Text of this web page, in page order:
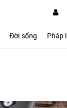
Đời sống Pháp